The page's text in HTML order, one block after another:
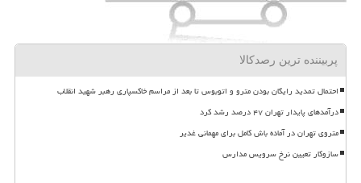
پربیننده ترین رصدکالا
احتمال تمدید رایگان بودن مترو و اتوبوس تا بعد از مراسم خاکسپاری رهبر شهید انقلاب
درآمدهای پایدار تهران ۴۷ درصد رشد کرد
متروی تهران در آماده باش کامل برای مهمانی غدیر
سازوکار تعیین نرخ سرویس مدارس